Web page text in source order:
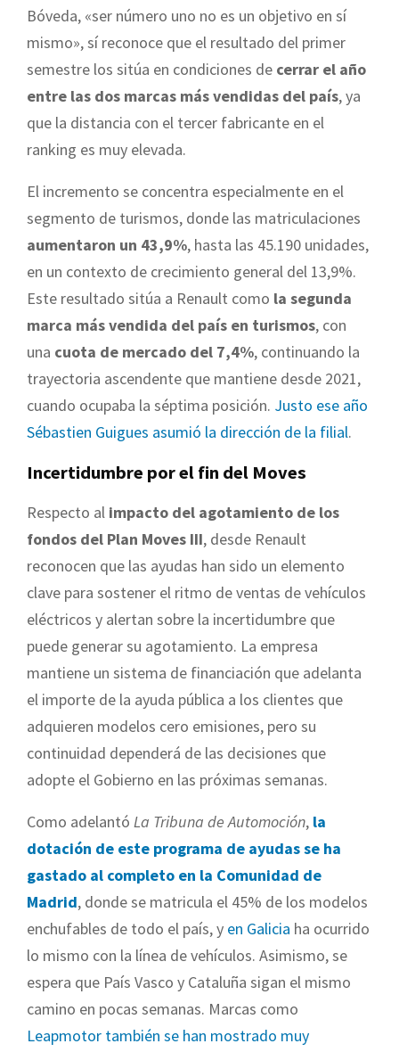
Bóveda, «ser número uno no es un objetivo en sí
mismo», sí reconoce que el resultado del primer
semestre los sitúa en condiciones de cerrar el año
entre las dos marcas más vendidas del país, ya
que la distancia con el tercer fabricante en el
ranking es muy elevada.
El incremento se concentra especialmente en el
segmento de turismos, donde las matriculaciones
aumentaron un 43,9%, hasta las 45.190 unidades,
en un contexto de crecimiento general del 13,9%.
Este resultado sitúa a Renault como la segunda
marca más vendida del país en turismos, con
una cuota de mercado del 7,4%, continuando la
trayectoria ascendente que mantiene desde 2021,
cuando ocupaba la séptima posición. Justo ese año
Sébastien Guigues asumió la dirección de la filial.
Incertidumbre por el fin del Moves
Respecto al impacto del agotamiento de los
fondos del Plan Moves III, desde Renault
reconocen que las ayudas han sido un elemento
clave para sostener el ritmo de ventas de vehículos
eléctricos y alertan sobre la incertidumbre que
puede generar su agotamiento. La empresa
mantiene un sistema de financiación que adelanta
el importe de la ayuda pública a los clientes que
adquieren modelos cero emisiones, pero su
continuidad dependerá de las decisiones que
adopte el Gobierno en las próximas semanas.
Como adelantó La Tribuna de Automoción, la
dotación de este programa de ayudas se ha
gastado al completo en la Comunidad de
Madrid, donde se matricula el 45% de los modelos
enchufables de todo el país, y en Galicia ha ocurrido
lo mismo con la línea de vehículos. Asimismo, se
espera que País Vasco y Cataluña sigan el mismo
camino en pocas semanas. Marcas como
Leapmotor también se han mostrado muy